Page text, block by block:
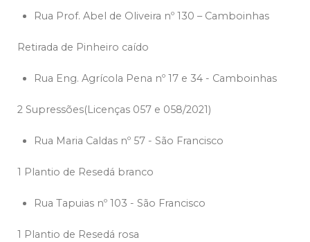
Rua Prof. Abel de Oliveira nº 130 – Camboinhas
Retirada de Pinheiro caído
Rua Eng. Agrícola Pena nº 17 e 34 - Camboinhas
2 Supressões(Licenças 057 e 058/2021)
Rua Maria Caldas nº 57 - São Francisco
1 Plantio de Resedá branco
Rua Tapuias nº 103 - São Francisco
1 Plantio de Resedá rosa